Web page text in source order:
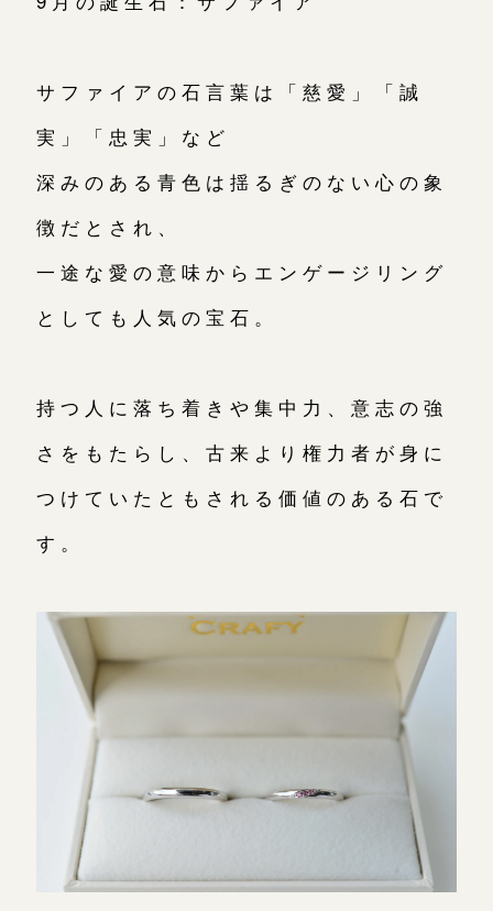
サファイアの石言葉は「慈愛」「誠
実」「忠実」など
深みのある青色は揺るぎのない心の象
徴だとされ、
一途な愛の意味からエンゲージリング
としても人気の宝石。
持つ人に落ち着きや集中力、意志の強
さをもたらし、古来より権力者が身に
つけていたともされる価値のある石で
す。